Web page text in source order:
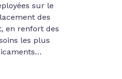
sur le
des
en renfort des
les plus